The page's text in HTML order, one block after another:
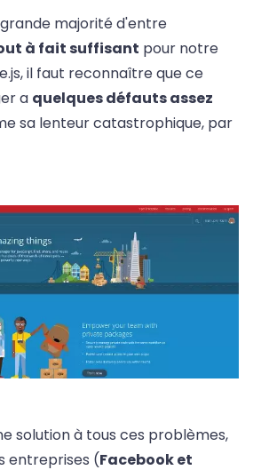
majorité d'entre
à fait suffisant pour notre
il faut reconnaître que ce
a quelques défauts assez
sa lenteur catastrophique, par
solution à tous ces problèmes,
entreprises (Facebook et